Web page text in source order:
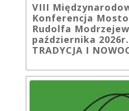
VIII
Konferencja
Rudolfa
października 2026r.
TRADYCJA I